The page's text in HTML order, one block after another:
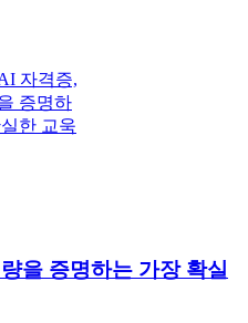
을 증명하는 가장 확실